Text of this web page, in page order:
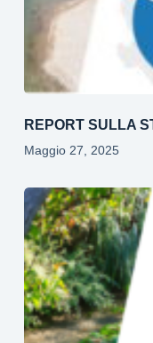
REPORT SULLA
Maggio 27, 2025